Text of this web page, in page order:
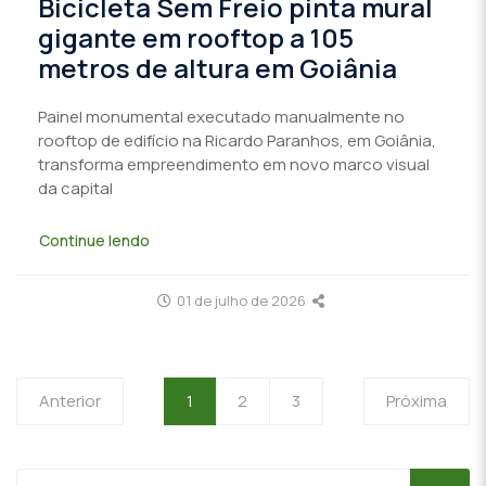
Bicicleta Sem Freio pinta mural
gigante em rooftop a 105
metros de altura em Goiânia
Painel monumental executado manualmente no
rooftop de edifício na Ricardo Paranhos, em Goiânia,
transforma empreendimento em novo marco visual
da capital
Continue lendo
01 de julho de 2026
Anterior 1 2 3 Próxima